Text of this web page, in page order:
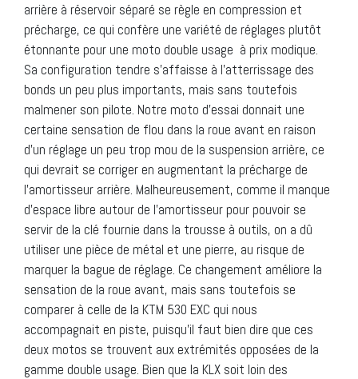
arrière à réservoir séparé se règle en compression et
précharge, ce qui confère une variété de réglages plutôt
étonnante pour une moto double usage à prix modique.
Sa configuration tendre s’affaisse à l’atterrissage des
bonds un peu plus importants, mais sans toutefois
malmener son pilote. Notre moto d’essai donnait une
certaine sensation de flou dans la roue avant en raison
d’un réglage un peu trop mou de la suspension arrière, ce
qui devrait se corriger en augmentant la précharge de
l’amortisseur arrière. Malheureusement, comme il manque
d’espace libre autour de l’amortisseur pour pouvoir se
servir de la clé fournie dans la trousse à outils, on a dû
utiliser une pièce de métal et une pierre, au risque de
marquer la bague de réglage. Ce changement améliore la
sensation de la roue avant, mais sans toutefois se
comparer à celle de la KTM 530 EXC qui nous
accompagnait en piste, puisqu’il faut bien dire que ces
deux motos se trouvent aux extrémités opposées de la
gamme double usage. Bien que la KLX soit loin des